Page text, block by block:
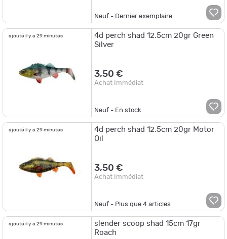
Neuf - Dernier exemplaire
ajouté il y a 29 minutes
4d perch shad 12.5cm 20gr Green
Silver
3,50 €
Achat Immédiat
Neuf - En stock
ajouté il y a 29 minutes
4d perch shad 12.5cm 20gr Motor
Oil
3,50 €
Achat Immédiat
Neuf - Plus que4 articles
ajouté il y a 29 minutes
slender scoop shad 15cm 17gr
Roach